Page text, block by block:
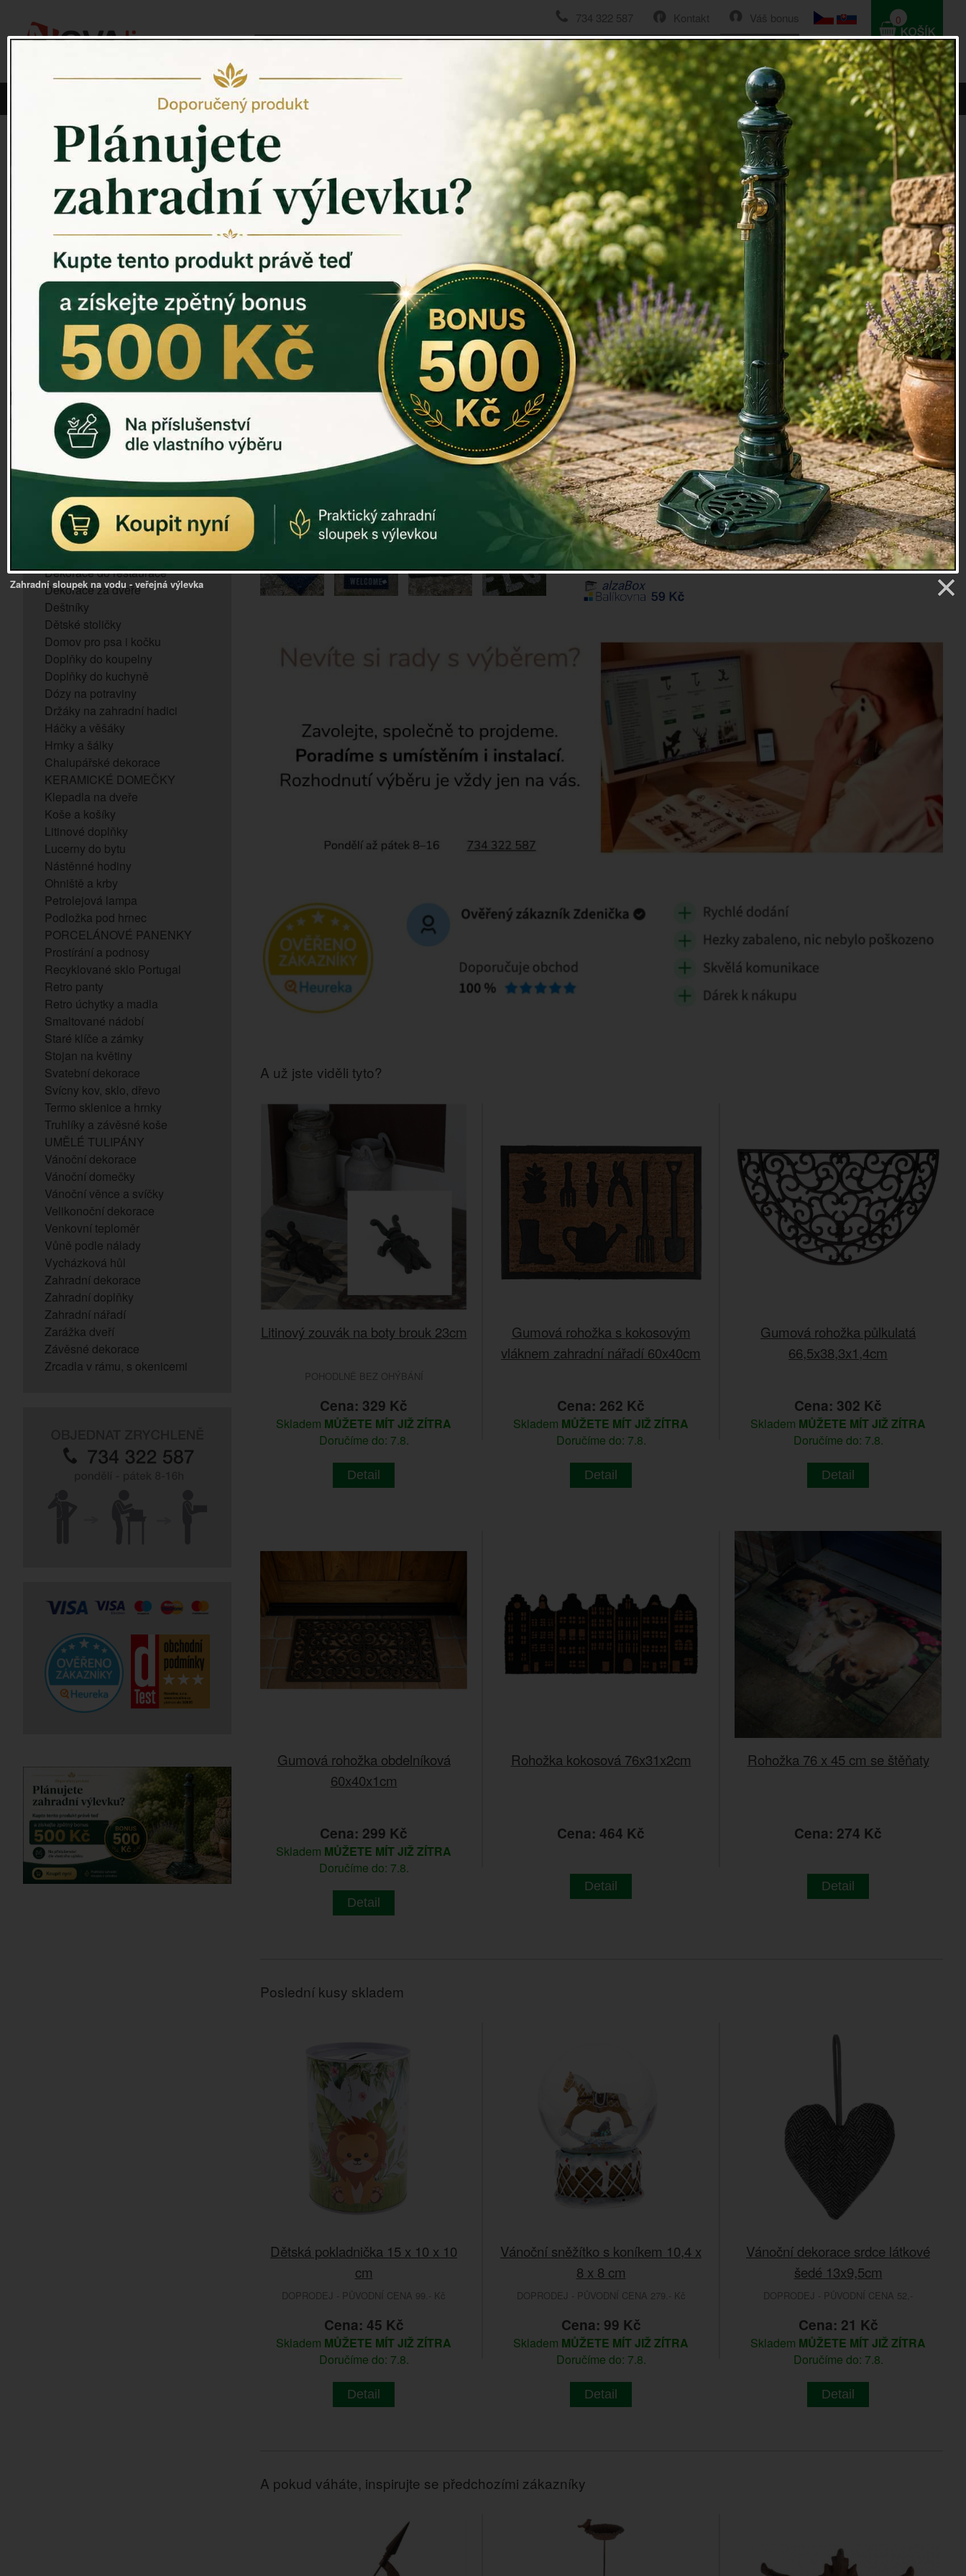
Váš bonus
Kontakt
734 322 587
HLEDAT
0
0 Kč
Vyberte si kategorii: NOVINKY
PÍTKO PRO PTÁKY
ZAHRADNÍ SOCHY
ZAHRADNÍ UMYVADLA
PTAČÍ BUDKY
Litinové škrabáky na boty
DEKORACE NA HROB
RETRO KONZOLE
Domovní čísla - litina
DEKORACE NA ZEĎ
ZVONKOHRA
ZVONY A ZVONKY
PTAČÍ KRMÍTKA
SLUNEČNÍ HODINY
Dózy na brambory a zeleninu
VÝPRODEJ - poslední kusy
Andělé, něžné sošky
Aroma lampy
Buddha soška
BUDKY PRO SÝKORKY
Budky pro vrabce
Bytový textil
Dárky pro muže
Dekorace do bytu
Dekorace do restaurace
Dekorace za dveře
Deštníky
Dětské stoličky
Domov pro psa i kočku
Doplňky do koupelny
Doplňky do kuchyně
Dózy na potraviny
Držáky na zahradní hadici
Háčky a věšáky
Hrnky a šálky
Chalupářské dekorace
KERAMICKÉ DOMEČKY
Klepadla na dveře
Koše a košíky
Litinové doplňky
Lucerny do bytu
Nástěnné hodiny
Ohniště a krby
Petrolejová lampa
Podložka pod hrnec
PORCELÁNOVÉ PANENKY
Prostírání a podnosy
Recyklované sklo Portugal
Retro panty
Retro úchytky a madla
Smaltované nádobí
Staré klíče a zámky
Stojan na květiny
Svatební dekorace
Svícny kov, sklo, dřevo
Termo sklenice a hrnky
Truhlíky a závěsné koše
UMĚLÉ TULIPÁNY
Vánoční dekorace
Vánoční domečky
Vánoční věnce a svíčky
Velikonoční dekorace
Venkovní teploměr
Vůně podle nálady
Vycházková hůl
Zahradní dekorace
Zahradní doplňky
Zahradní nářadí
Zarážka dveří
Závěsné dekorace
Zrcadla v rámu, s okenicemi
Venkovský domov ROHOŽKY A ŠKRABADLA->Rohožka WELCOME 75,5x25,5x2cm modrá
Rohožka WELCOME 75,5x25,5x2cm modrá
Rohožka WELCOME (Vítejte) v obdélníkovém tvaru z kokosových
vláken. Pevná vysoká rohožka pro účinné čistění podrážek bot.
Rozměr v cm (ŠxHxV): 75,5 x 25,5 x 2
Materiál: kokosové vlákno, PVC
Záruka: 2 roky
Kód:E1337-B
Další parametry
Cena: 275 Kč
ks Prověřit e-mailem
Dostupné, objednej telefonicky
A už jste viděli tyto?
Litinový zouvák na boty brouk 23cm
POHODLNĚ BEZ OHÝBÁNÍ
Cena: 329 Kč
Skladem MŮŽETE MÍT JIŽ ZÍTRA
Doručíme do: 7.8.
Detail
Gumová rohožka s kokosovým
vláknem zahradní nářadí 60x40cm
Cena: 262 Kč
Skladem MŮŽETE MÍT JIŽ ZÍTRA
Doručíme do: 7.8.
Detail
Gumová rohožka půlkulatá
66,5x38,3x1,4cm
Cena: 302 Kč
Skladem MŮŽETE MÍT JIŽ ZÍTRA
Doručíme do: 7.8.
Detail
Gumová rohožka obdelníková
60x40x1cm
Cena: 299 Kč
Skladem MŮŽETE MÍT JIŽ ZÍTRA
Doručíme do: 7.8.
Detail
Rohožka kokosová 76x31x2cm
Cena: 464 Kč
Detail
Rohožka 76 x 45 cm se štěňaty
Cena: 274 Kč
Detail
Poslední kusy skladem
Dětská pokladnička 15 x 10 x 10
cm
DOPRODEJ - PŮVODNÍ CENA 99.- Kč
Cena: 45 Kč
Skladem MŮŽETE MÍT JIŽ ZÍTRA
Doručíme do: 7.8.
Detail
Vánoční sněžítko s koníkem 10,4 x
8 x 8 cm
DOPRODEJ - PŮVODNÍ CENA 279.- Kč
Cena: 99 Kč
Skladem MŮŽETE MÍT JIŽ ZÍTRA
Doručíme do: 7.8.
Detail
Vánoční dekorace srdce látkové
šedé 13x9,5cm
DOPRODEJ - PŮVODNÍ CENA 52,-
Cena: 21 Kč
Skladem MŮŽETE MÍT JIŽ ZÍTRA
Doručíme do: 7.8.
Detail
A pokud váháte, inspirujte se předchozími zákazníky
Zahradní sloupek na vodu - veřejná výlevka